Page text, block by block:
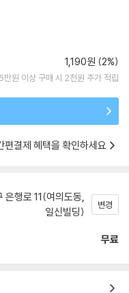
1,190원 (2%)
5만원 이상 구매 시 2천원 추가 적립
편결제 혜택을 확인하세요
은행로 11(여의도동,
일신빌딩)
변경
무료